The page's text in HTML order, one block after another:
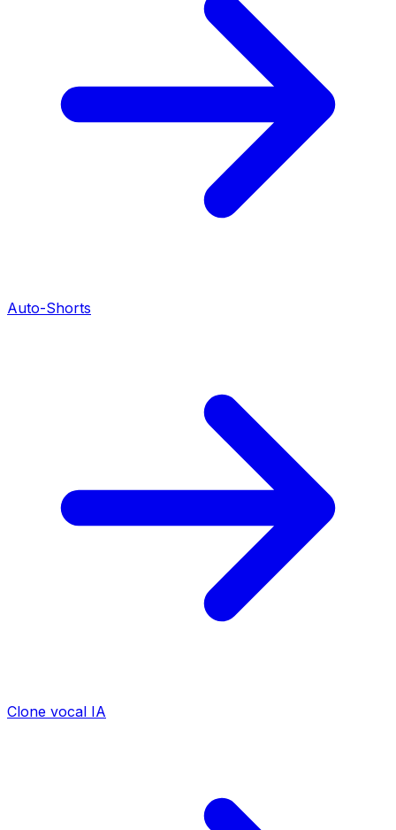
Auto-Shorts
Clone vocal IA